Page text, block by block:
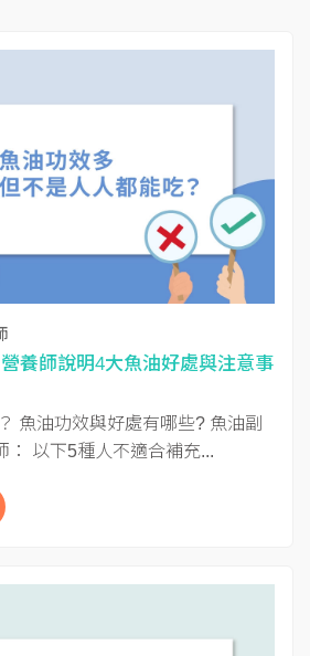
養師說明4大魚油好處與注意事
魚油功效與好處有哪些? 魚油副
： 以下5種人不適合補充...